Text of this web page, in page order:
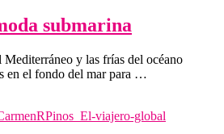
submarina
Mediterráneo y las frías del océano
en el fondo del mar para …